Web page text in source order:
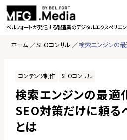
ベルフォートが発信する製造業のデジタルエクスペリエン
ホーム SEOコンサル
コンテンツ制作 SEOコンサル
検索エンジンの最適化
SEO対策だけに頼る
とは